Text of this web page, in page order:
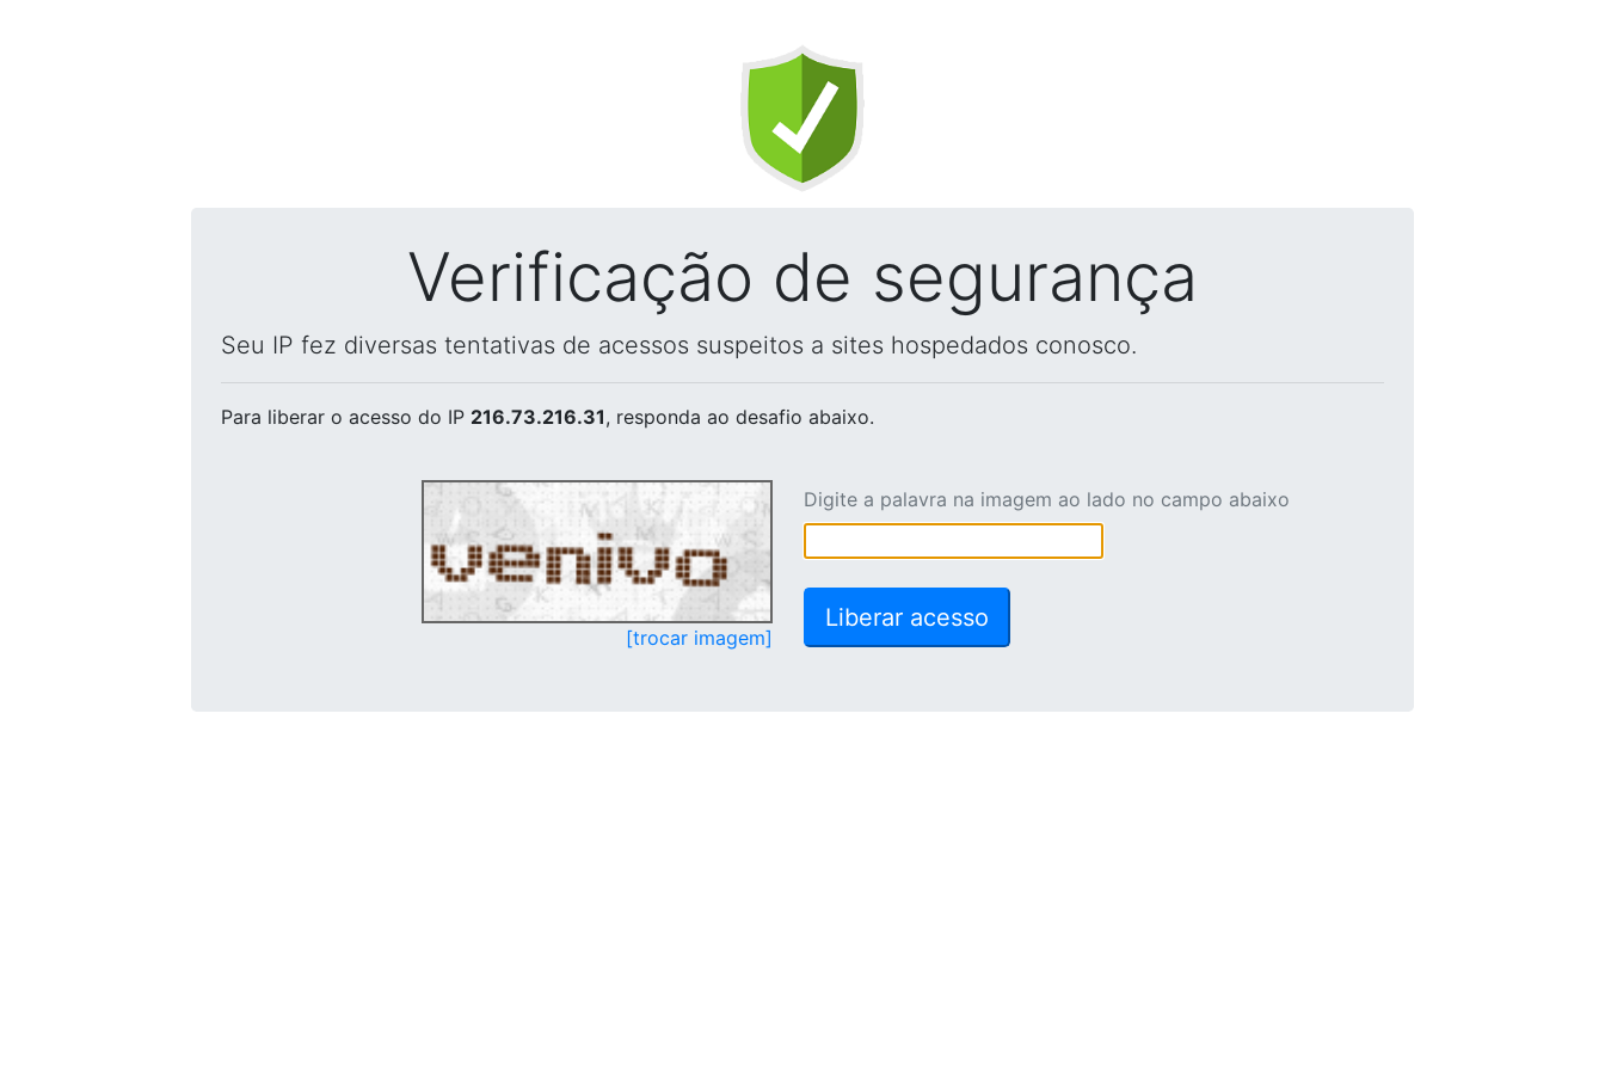
Verificação de segurança
Seu IP fez diversas tentativas de acessos suspeitos a sites hospedados conosco.
Para liberar o acesso do IP 216.73.216.31, responda ao desafio abaixo.
[trocar imagem]
Digite a palavra na imagem ao lado no campo abaixo